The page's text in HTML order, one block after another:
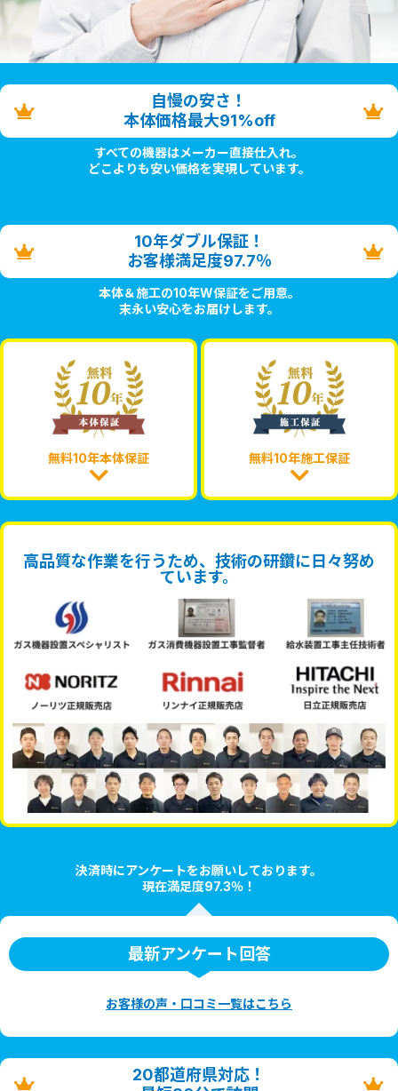
自慢の安さ！
本体価格最大91%off
すべての機器はメーカー直接仕入れ。
どこよりも安い価格を実現しています。
10年ダブル保証！
お客様満足度97.7％
本体＆施工の10年W保証をご用意。
末永い安心をお届けします。
無料10年本体保証 無料10年施工保証
高品質な作業を行うため、技術の研鑽に日々努め
ています。
決済時にアンケートをお願いしております。
現在満足度97.3％！
最新アンケート回答
お客様の声・口コミ一覧はこちら
20都道府県対応！